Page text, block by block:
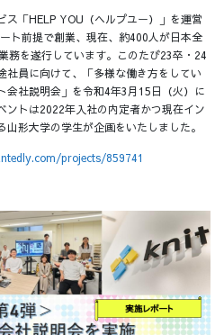
ス「HELP YOU（ヘルプユー）」を運営
ト前提で創業、現在、約400人が日本全
務を遂行しています。このたび23卒・24
社員に向けて、「多様な働き方をしてい
会社説明会」を令和4年3月15日（火）に
ントは2022年入社の内定者かつ現在イン
形大学の学生が企画をいたしました。
projects/859741